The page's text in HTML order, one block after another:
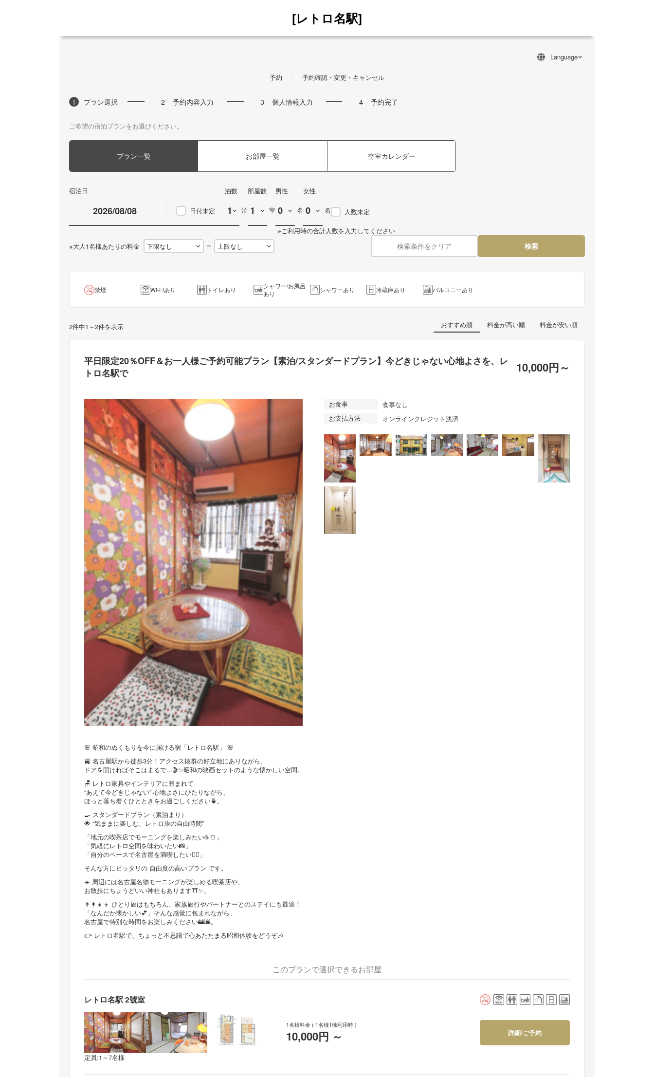
[レトロ名駅]
予約 予約確認・変更・キャンセル
1 プラン選択 2 予約内容入力 3 個人情報入力 4 予約完了
ご希望の宿泊プランをお選びください。
プラン一覧 お部屋一覧 空室カレンダー
宿泊日
日付未定
泊数
泊
部屋数
室
男性
名
女性
名 人数未定
※ご利用時の合計人数を入力してください
※大人1名様あたりの料金
～ 検索条件をクリア 検索
禁煙 Wi-Fiあり トイレあり
シャワー/お風呂
あり
シャワーあり 冷蔵庫あり バルコニーあり
おすすめ順 料金が高い順 料金が安い順
2件中1～2件を表示
平日限定20％OFF＆お一人様ご予約可能プラン【素泊/スタンダードプラン】今どきじゃない心地よさを、レ
トロ名駅で
10,000円～
お食事
食事なし
お支払方法
オンラインクレジット決済
🌸 昭和のぬくもりを今に届ける宿「レトロ名駅」 🌸
🚉 名古屋駅から徒歩3分！アクセス抜群の好立地にありながら、
ドアを開ければそこはまるで…🎬✨昭和の映画セットのような懐かしい空間。
🪑 レトロ家具やインテリアに囲まれて
“あえて今どきじゃない” 心地よさにひたりながら、
ほっと落ち着くひとときをお過ごしください🍵。
🍳 スタンダードプラン（素泊まり）
🌟 “気ままに楽しむ、レトロ旅の自由時間”
「地元の喫茶店でモーニングを楽しみたい☕🍞」
「気軽にレトロ空間を味わいたい📸」
「自分のペースで名古屋を満喫したい🚶‍♀️」
そんな方にピッタリの 自由度の高いプラン です。
☀️ 周辺には名古屋名物モーニングが楽しめる喫茶店や、
お散歩にちょうどいい神社もあります⛩️✨。
👨‍👩‍👧‍👦 ひとり旅はもちろん、家族旅行やパートナーとのステイにも最適！
「なんだか懐かしい💕」そんな感覚に包まれながら、
名古屋で特別な時間をお楽しみください🚋🌆。
👉 レトロ名駅で、ちょっと不思議で心あたたまる昭和体験をどうぞ🎶
このプランで選択できるお部屋
レトロ名駅 2號室
1名様料金 ( 1名様1棟利用時 )
10,000円 ～ 詳細/ご予約
定員:1～7名様